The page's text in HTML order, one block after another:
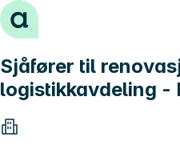
Hopp til innhold
Sjåfører til
logistikkavdeling -